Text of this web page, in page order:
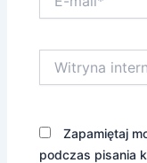
mail*
internetowa
Zapamiętaj
podczas pisania